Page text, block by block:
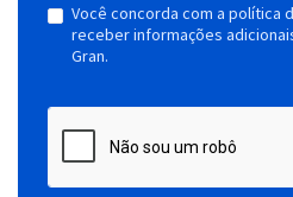
Você concorda com a política
receber informações
Gran.